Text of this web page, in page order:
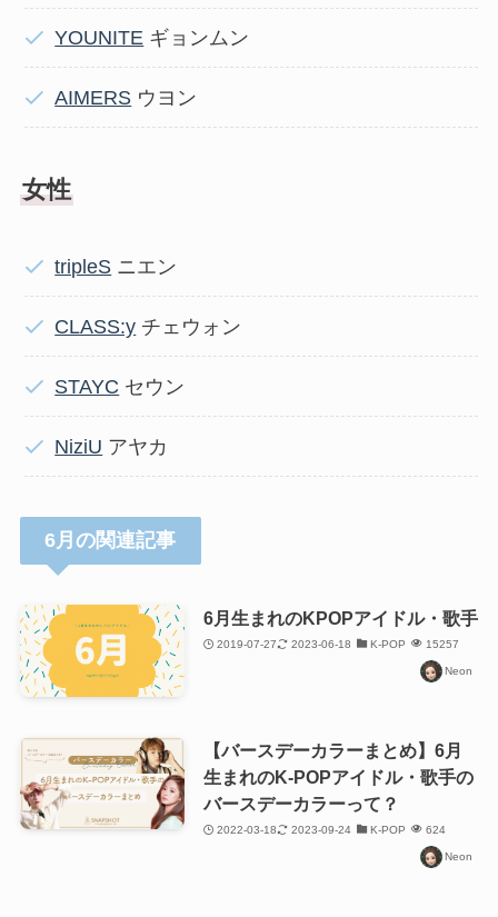
YOUNITE ギョンムン
AIMERS ウヨン
女性
tripleS ニエン
CLASS:y チェウォン
STAYC セウン
NiziU アヤカ
6月の関連記事
6月生まれのKPOPアイドル・歌手
2019-07-27 2023-06-18 K-POP 15257
Neon
【バースデーカラーまとめ】6月
生まれのK-POPアイドル・歌手の
バースデーカラーって？
2022-03-18 2023-09-24 K-POP 624
Neon